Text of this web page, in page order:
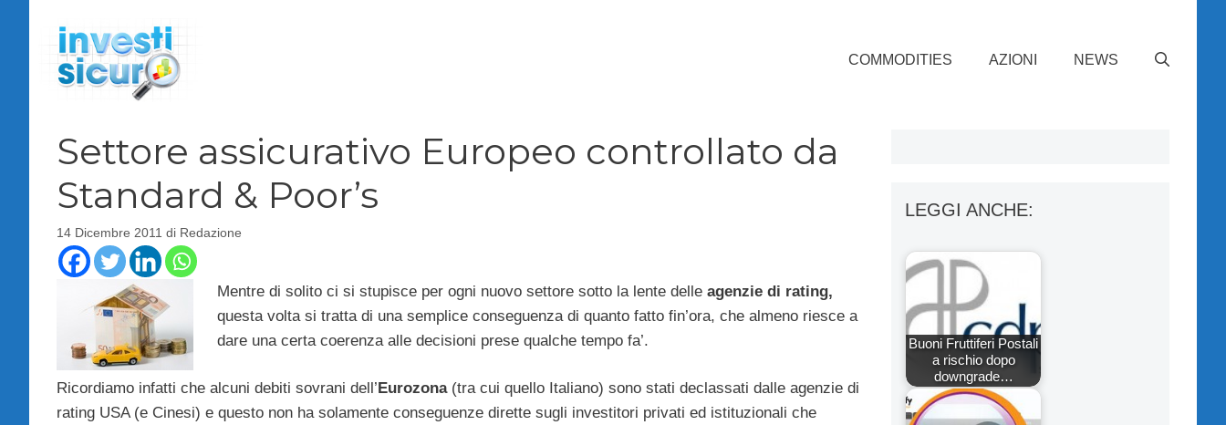
contenuto
COMMODITIES AZIONI NEWS
Settore assicurativo Europeo controllato da
Standard & Poor’s
14 Dicembre 2011 di Redazione
Mentre di solito ci si stupisce per ogni nuovo settore sotto la lente delle agenzie di rating,
questa volta si tratta di una semplice conseguenza di quanto fatto fin’ora, che almeno riesce a
dare una certa coerenza alle decisioni prese qualche tempo fa’.
Ricordiamo infatti che alcuni debiti sovrani dell’ Eurozona(tra cui quello Italiano) sono stati declassati dalle agenzie di
rating USA (e Cinesi) e questo non ha solamente conseguenze dirette sugli investitori privati ed istituzionali che
LEGGI ANCHE:
Buoni Fruttiferi Postali
a rischio dopo
downgrade…